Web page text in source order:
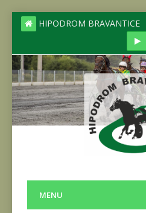
HIPODROM BRAVANTICE
MENU